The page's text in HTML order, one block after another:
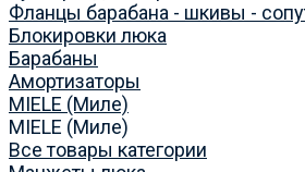
Фланцы барабана - шкивы -
Блокировки люка
Барабаны
Амортизаторы
MIELE (Миле)
MIELE (Миле)
Все товары категории